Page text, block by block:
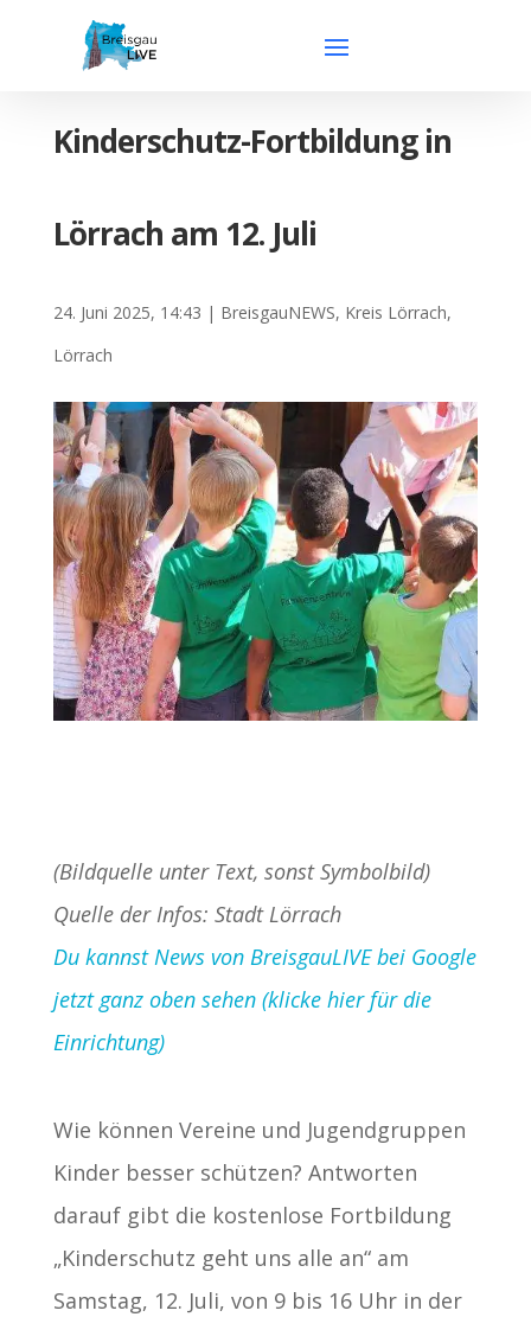
Kinderschutz-Fortbildung in
Lörrach am 12. Juli
24. Juni 2025, 14:43 | BreisgauNEWS, Kreis Lörrach,
Lörrach
(Bildquelle unter Text, sonst Symbolbild)
Quelle der Infos: Stadt Lörrach
Du kannst News von BreisgauLIVE bei Google
jetzt ganz oben sehen (klicke hier für die
Einrichtung)
Wie können Vereine und Jugendgruppen
Kinder besser schützen? Antworten
darauf gibt die kostenlose Fortbildung
„Kinderschutz geht uns alle an“ am
Samstag, 12. Juli, von 9 bis 16 Uhr in der